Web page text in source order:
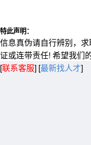
特此声明：
信息真伪请自行辨别，
证或连带责任! 希望我们
[联系客服] [最新找人才]